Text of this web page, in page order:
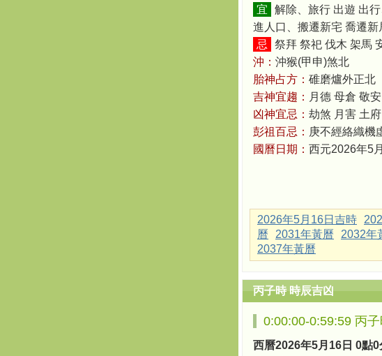
宜
解除、旅行 出遊 出
進人口、搬遷新宅 喬遷新
忌
祭拜 祭祀 伐木 架馬
沖： 沖猴(甲申)煞北
胎神占方： 碓磨爐外正北
吉神宜趨： 月德 母倉 敬
凶神宜忌： 劫煞 月害 土
彭祖百忌： 庚不經絡織機
國曆日期： 西元2026年5
2026年5月16日吉時
曆
2031年黃曆 2032年
2037年黃曆
丙子時 時辰吉凶
0:00:00-0:59:59 丙
西曆2026年5月16日 0點